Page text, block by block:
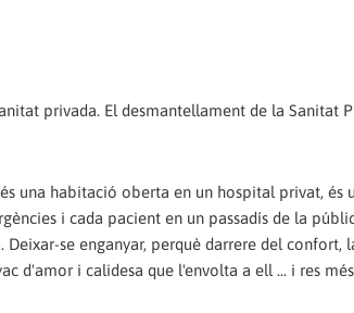
privada. El desmantellament de la
una habitació oberta en un hospital privat,
i cada pacient en un passadís de la
se enganyar, perquè darrere del
d'amor i calidesa que l'envolta a ell ... i res